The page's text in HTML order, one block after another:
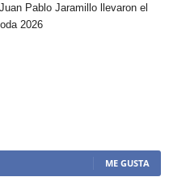
Pablo Jaramillo llevaron el
2026
ME GUSTA